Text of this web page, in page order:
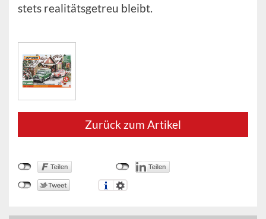
stets realitätsgetreu bleibt.
Zurück zum Artikel